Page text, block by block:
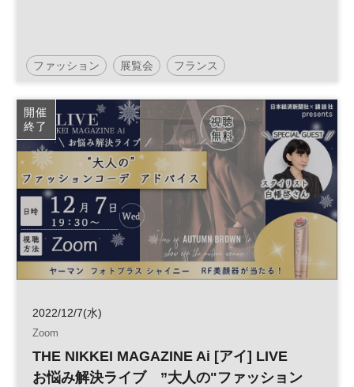
ファッション 展覧会 フランス
Bunkamura ザ･ミュージアム
パリ
開催
終了
2022/12/7(水)
Zoom
THE NIKKEI MAGAZINE Ai [アイ] LIVE
お悩み解決ライブ ”大人の"ファッション